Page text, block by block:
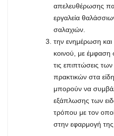
απελευθέρωσης
εργαλεία
σαλαχιών.
την ενημέρωση
κοινού, με έμφαση
τις επιπτώσεις
πρακτικών στα
μπορούν να
εξάπλωσης των
τρόπου με τον
στην εφαρμογή